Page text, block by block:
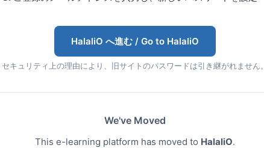
HalaliO へ進む / Go to HalaliO
セキュリティ上の理由により、旧サイトのパスワードは引き継がれません。
We've Moved
This e-learning platform has moved to HalaliO.